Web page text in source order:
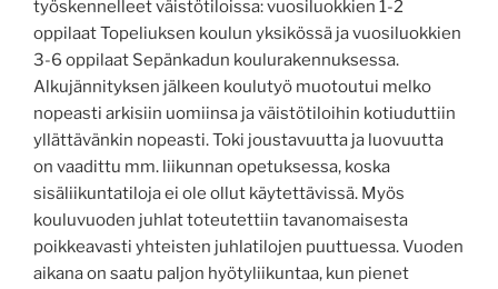
työskennelleet väistötiloissa: vuosiluokkien 1-2
oppilaat Topeliuksen koulun yksikössä ja vuosiluokkien
3-6 oppilaat Sepänkadun koulurakennuksessa.
Alkujännityksen jälkeen koulutyö muotoutui melko
nopeasti arkisiin uomiinsa ja väistötiloihin kotiuduttiin
yllättävänkin nopeasti. Toki joustavuutta ja luovuutta
on vaadittu mm. liikunnan opetuksessa, koska
sisäliikuntatiloja ei ole ollut käytettävissä. Myös
kouluvuoden juhlat toteutettiin tavanomaisesta
poikkeavasti yhteisten juhlatilojen puuttuessa. Vuoden
aikana on saatu paljon hyötyliikuntaa, kun pienet